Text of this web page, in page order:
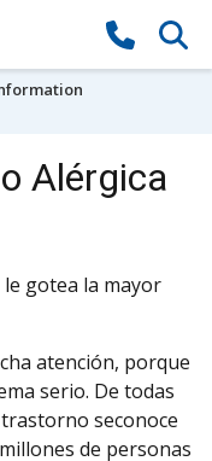
Alérgica
gotea la mayor
atención, porque
serio. De todas
seconoce
de personas